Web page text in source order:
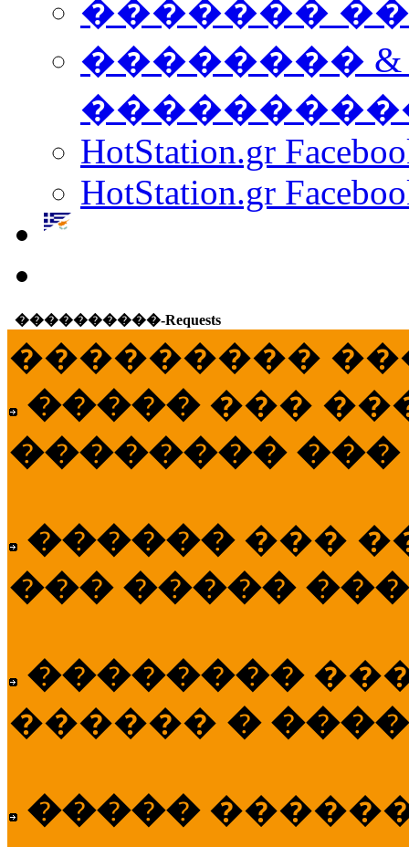
������� ���
��������
HotStation.gr
HotStation.gr
����������-Requests
���������
����� ���
�������� ���
������ ���
��� �����
��������
������ �
�����